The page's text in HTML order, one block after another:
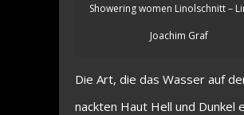
Showering women Linolschnitt –
Joachim Graf
Die Art, die das Wasser auf
nackten Haut Hell und Dunkel